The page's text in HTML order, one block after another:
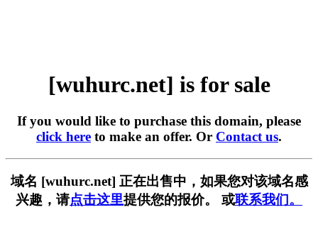
[wuhurc.net] is for sale
If you would like to purchase this domain, please
click here to make an offer. Or Contact us.
域名 [wuhurc.net] 正在出售中，如果您对该域名感
兴趣，请点击这里提供您的报价。 或联系我们。